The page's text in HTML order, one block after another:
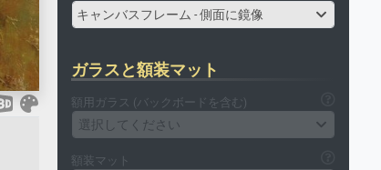
キャンバスフレーム - 側面に鏡像
ガラスと額装マット
額用ガラス (バックボードを含む)
選択してください
額装マット